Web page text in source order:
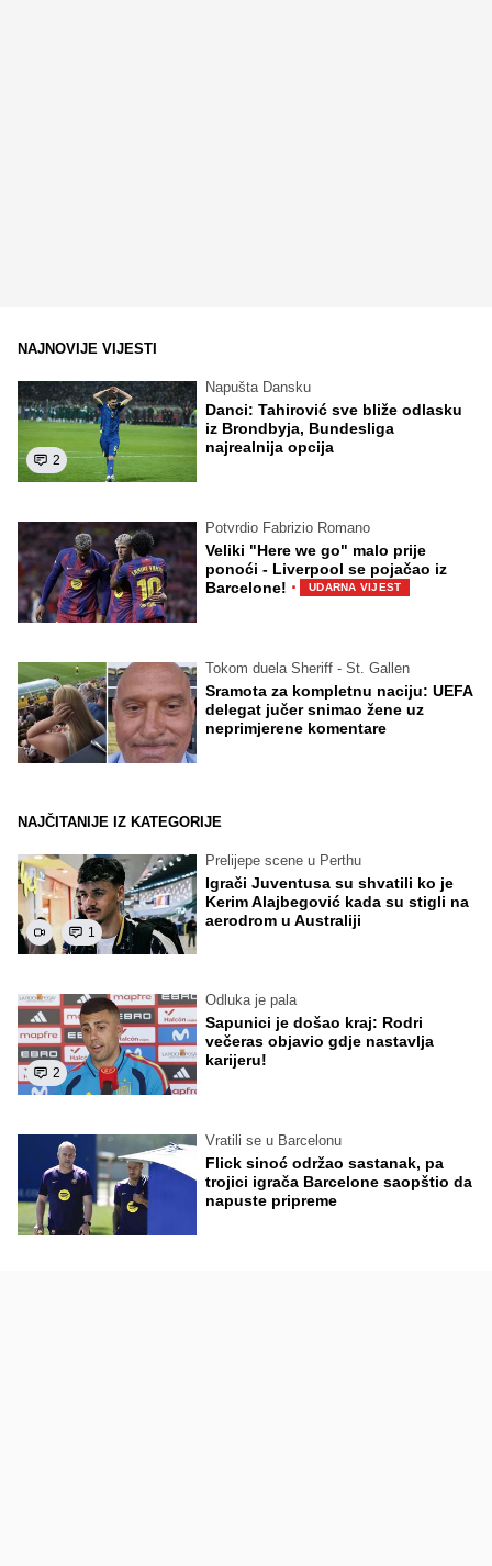
NAJNOVIJE VIJESTI
2
Napušta Dansku
Danci: Tahirović sve bliže odlasku
iz Brondbyja, Bundesliga
najrealnija opcija
Potvrdio Fabrizio Romano
Veliki "Here we go" malo prije
ponoći - Liverpool se pojačao iz
Barcelone! · UDARNA VIJEST
Tokom duela Sheriff - St. Gallen
Sramota za kompletnu naciju: UEFA
delegat jučer snimao žene uz
neprimjerene komentare
NAJČITANIJE IZ KATEGORIJE
1
Prelijepe scene u Perthu
Igrači Juventusa su shvatili ko je
Kerim Alajbegović kada su stigli na
aerodrom u Australiji
2
Odluka je pala
Sapunici je došao kraj: Rodri
večeras objavio gdje nastavlja
karijeru!
Vratili se u Barcelonu
Flick sinoć održao sastanak, pa
trojici igrača Barcelone saopštio da
napuste pripreme